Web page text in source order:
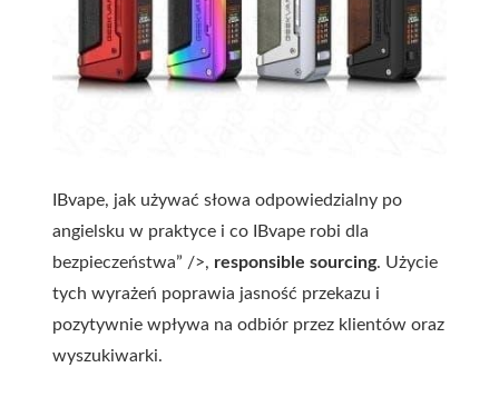
IBvape, jak używać słowa odpowiedzialny po
angielsku w praktyce i co IBvape robi dla
bezpieczeństwa” />, responsible sourcing. Użycie
tych wyrażeń poprawia jasność przekazu i
pozytywnie wpływa na odbiór przez klientów oraz
wyszukiwarki.